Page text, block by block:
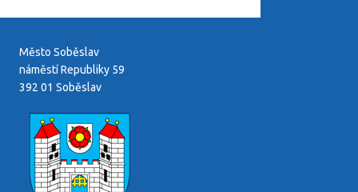
Město Soběslav
náměstí Republiky 59
392 01 Soběslav